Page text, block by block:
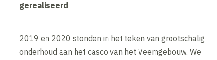
gerealiseerd
2019 en 2020 stonden in het teken van grootschalig
onderhoud aan het casco van het Veemgebouw. We